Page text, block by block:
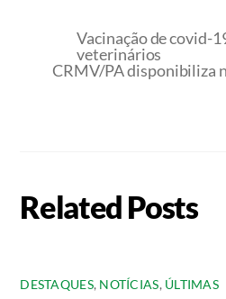
Vacinação de covid-
veterinários
CRMV/PA disponibiliza
Related Posts
DESTAQUES, NOTÍCIAS, ÚLTIMAS